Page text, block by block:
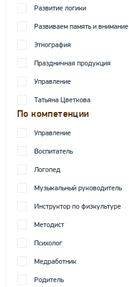
Развитие логики
Развиваем память и внимание
Этнография
Праздничная продукция
Управление
Татьяна Цветкова
По компетенции
Управление
Воспитатель
Логопед
Музыкальный руководитель
Инструктор по физкультуре
Методист
Психолог
Медработник
Родитель